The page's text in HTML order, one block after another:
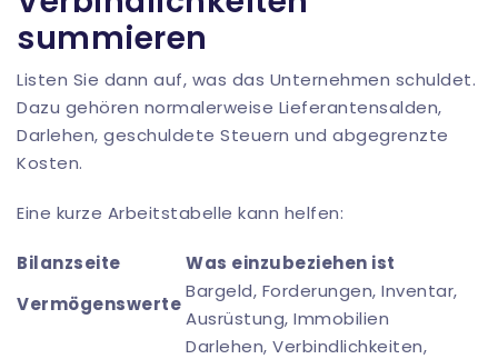
summieren
Listen Sie dann auf, was das Unternehmen schuldet.
Dazu gehören normalerweise Lieferantensalden,
Darlehen, geschuldete Steuern und abgegrenzte
Kosten.
Eine kurze Arbeitstabelle kann helfen:
Bilanzseite
Was einzubeziehen ist
Vermögenswerte
Bargeld, Forderungen, Inventar,
Ausrüstung, Immobilien
Darlehen, Verbindlichkeiten,